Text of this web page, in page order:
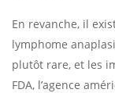
En revanche, il
lymphome
plutôt rare, et les
FDA, l’agence